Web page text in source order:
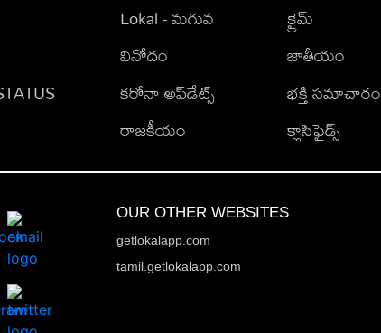
Lokal - మగువ
వినోదం
కరోనా అప్‌డేట్స్
రాజకీయం
క్రైమ్
జాతీయం
భక్తి సమాచారం
క్లాసిఫైడ్స్
OUR OTHER WEBSITES
getlokalapp.com
tamil.getlokalapp.com